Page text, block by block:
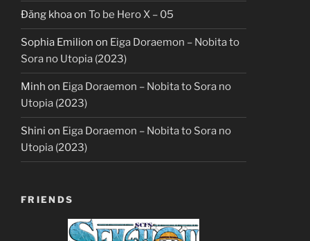
Đăng khoaon To be Hero X – 05
Sophia Emilion on Eiga Doraemon – Nobita to
Sora no Utopia (2023)
Minh on Eiga Doraemon – Nobita to Sora no
Utopia (2023)
Shini on Eiga Doraemon – Nobita to Sora no
Utopia (2023)
FRIENDS